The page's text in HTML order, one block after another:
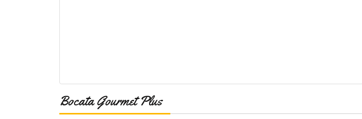
Bocata Gourmet Plus